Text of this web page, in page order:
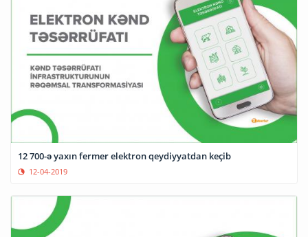
12 700-ə yaxın fermer elektron qeydiyyatdan keçib
12-04-2019